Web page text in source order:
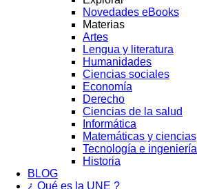
Novedades eBooks
Materias
Artes
Lengua y literatura
Humanidades
Ciencias sociales
Economía
Derecho
Ciencias de la salud
Informática
Matemáticas y ciencias
Tecnología e ingeniería
Historia
BLOG
¿ Qué es la UNE ?